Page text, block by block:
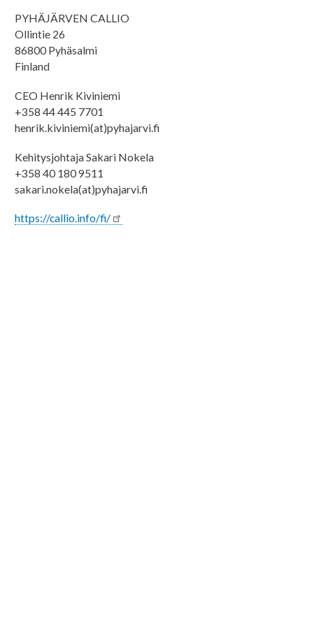
PYHÄJÄRVEN CALLIO
Ollintie 26
86800 Pyhäsalmi
Finland
CEO Henrik Kiviniemi
+358 44 445 7701
henrik.kiviniemi(at)pyhajarvi.fi
Kehitysjohtaja Sakari Nokela
+358 40 180 9511
sakari.nokela(at)pyhajarvi.fi
https://callio.info/fi/